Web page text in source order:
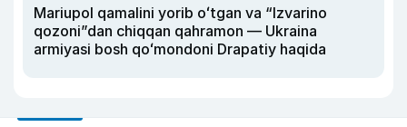
Mariupol qamalini yorib oʻtgan va “Izvarino
qozoni”dan chiqqan qahramon — Ukraina
armiyasi bosh qoʻmondoni Drapatiy haqida